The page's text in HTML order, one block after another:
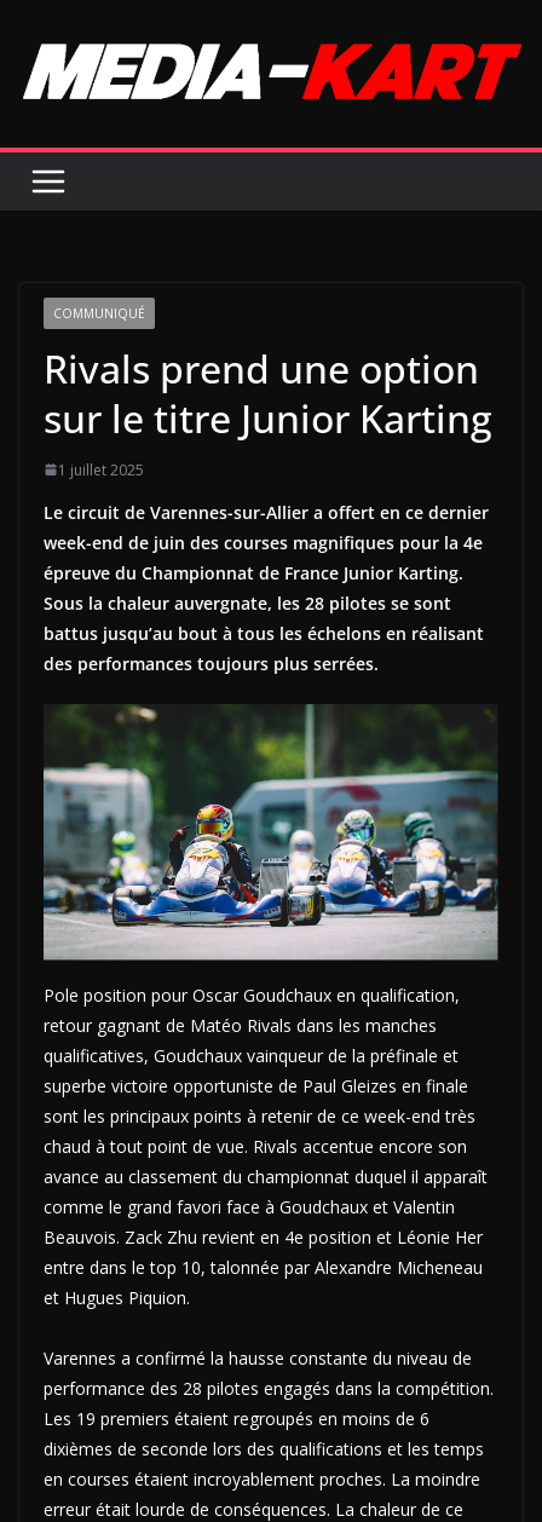
contenu
COMMUNIQUÉ
Rivals prend une option
sur le titre Junior Karting
1 juillet 2025
Le circuit de Varennes-sur-Allier a offert en ce dernier
week-end de juin des courses magnifiques pour la 4e
épreuve du Championnat de France Junior Karting.
Sous la chaleur auvergnate, les 28 pilotes se sont
battus jusqu’au bout à tous les échelons en réalisant
des performances toujours plus serrées.
Pole position pour Oscar Goudchaux en qualification,
retour gagnant de Matéo Rivals dans les manches
qualificatives, Goudchaux vainqueur de la préfinale et
superbe victoire opportuniste de Paul Gleizes en finale
sont les principaux points à retenir de ce week-end très
chaud à tout point de vue. Rivals accentue encore son
avance au classement du championnat duquel il apparaît
comme le grand favori face à Goudchaux et Valentin
Beauvois. Zack Zhu revient en 4e position et Léonie Her
entre dans le top 10, talonnée par Alexandre Micheneau
et Hugues Piquion.
Varennes a confirmé la hausse constante du niveau de
performance des 28 pilotes engagés dans la compétition.
Les 19 premiers étaient regroupés en moins de 6
dixièmes de seconde lors des qualifications et les temps
en courses étaient incroyablement proches. La moindre
erreur était lourde de conséquences. La chaleur de ce